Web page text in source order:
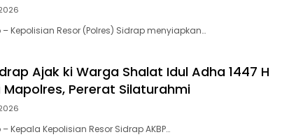
– Kepolisian Resor (Polres) Sidrap menyiapkan…
Ajak ki Warga Shalat Idul Adha 1447 H
Pererat Silaturahmi
Kepala Kepolisian Resor Sidrap AKBP…